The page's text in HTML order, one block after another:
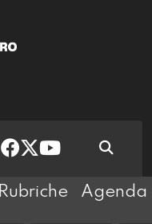
Rubriche Agenda